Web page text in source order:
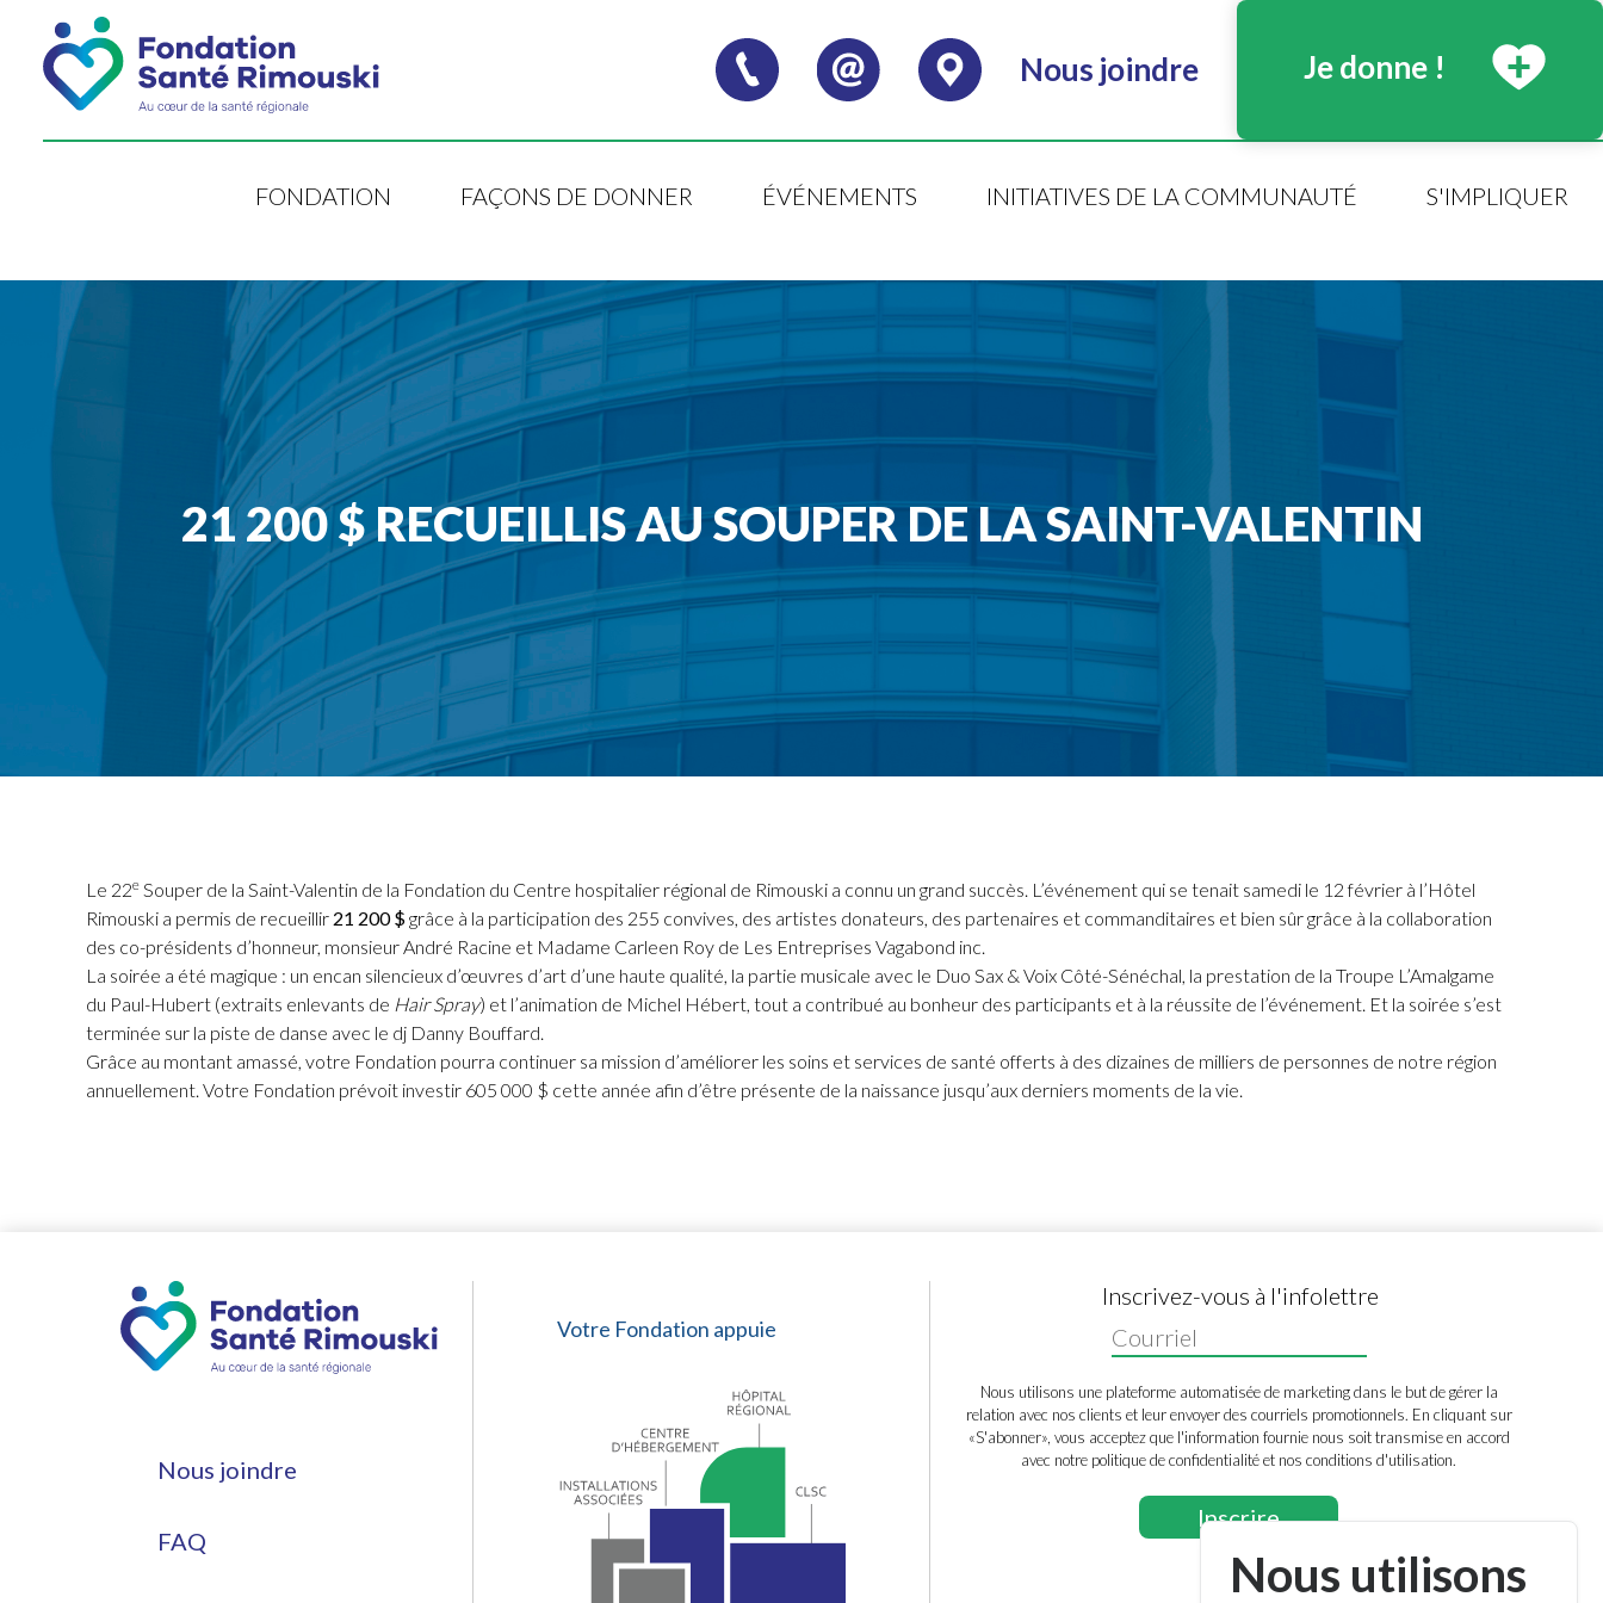
Nous joindre Je donne !
FONDATION FAÇONS DE DONNER ÉVÉNEMENTS INITIATIVES DE LA COMMUNAUTÉ S'IMPLIQUER
21 200 $ RECUEILLIS AU SOUPER DE LA SAINT-VALENTIN
Le 22e Souper de la Saint-Valentin de la Fondation du Centre hospitalier régional de Rimouski a connu un grand succès. L’événement qui se tenait samedi le 12 février à l’Hôtel
Rimouski a permis de recueillir 21 200 $grâce à la participation des 255 convives, des artistes donateurs, des partenaires et commanditaires et bien sûr grâce à la collaboration
des co-présidents d’honneur, monsieur André Racine et Madame Carleen Roy de Les Entreprises Vagabond inc.
La soirée a été magique : un encan silencieux d’œuvres d’art d’une haute qualité, la partie musicale avec le Duo Sax & Voix Côté-Sénéchal, la prestation de la Troupe L’Amalgame
du Paul-Hubert (extraits enlevants de Hair Spray) et l’animation de Michel Hébert, tout a contribué au bonheur des participants et à la réussite de l’événement. Et la soirée s’est
terminée sur la piste de danse avec le dj Danny Bouffard.
Grâce au montant amassé, votre Fondation pourra continuer sa mission d’améliorer les soins et services de santé offerts à des dizaines de milliers de personnes de notre région
annuellement. Votre Fondation prévoit investir 605 000 $ cette année afin d’être présente de la naissance jusqu’aux derniers moments de la vie.
Nous joindre
FAQ
Votre Fondation appuie
Inscrivez-vous à l'infolettre
Nous utilisons une plateforme automatisée de marketing dans le but de gérer la
relation avec nos clients et leur envoyer des courriels promotionnels. En cliquant sur
«S'abonner», vous acceptez que l'information fournie nous soit transmise en accord
avec notre politique de confidentialité et nos conditions d'utilisation.
Nous utilisons